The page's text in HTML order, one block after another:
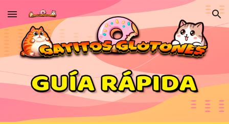
Skip to main content Skip to navigation